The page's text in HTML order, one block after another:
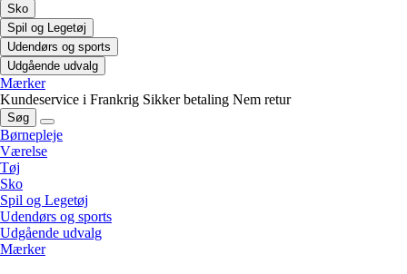
Sko
Spil og Legetøj
Udendørs og sports
Udgående udvalg
Mærker
Kundeservice i Frankrig Sikker betaling Nem retur
Søg
Børnepleje
Værelse
Tøj
Sko
Spil og Legetøj
Udendørs og sports
Udgående udvalg
Mærker